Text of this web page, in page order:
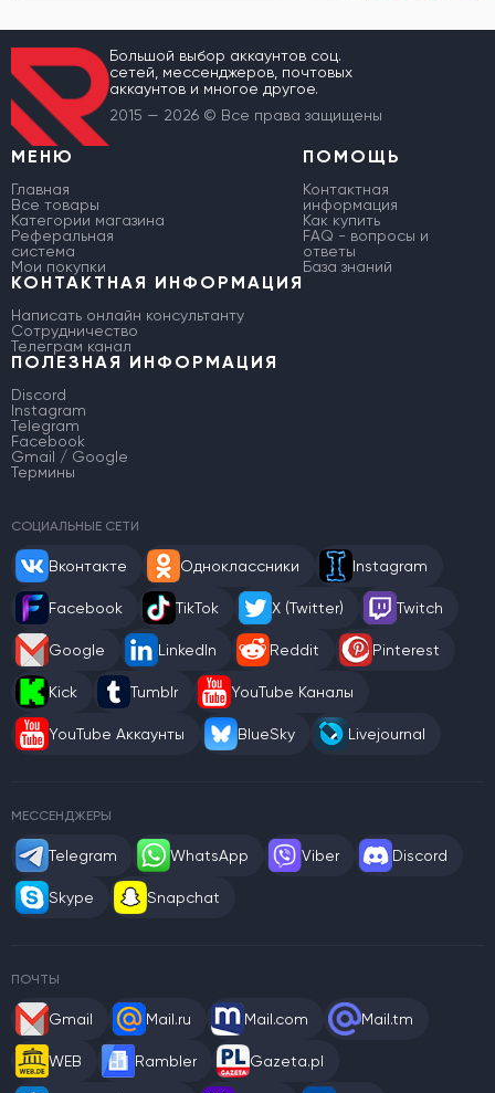
Большой выбор аккаунтов соц.
сетей, мессенджеров, почтовых
аккаунтов и многое другое.
2015 — 2026 © Все права защищены
МЕНЮ
Главная
Все товары
Категории магазина
Реферальная
система
Мои покупки
ПОМОЩЬ
Контактная
информация
Как купить
FAQ - вопросы и
ответы
База знаний
КОНТАКТНАЯ ИНФОРМАЦИЯ
Написать онлайн консультанту
Сотрудничество
Телеграм канал
ПОЛЕЗНАЯ ИНФОРМАЦИЯ
Discord
Instagram
Telegram
Facebook
Gmail / Google
Термины
СОЦИАЛЬНЫЕ СЕТИ
Вконтакте Одноклассники Instagram
Facebook TikTok X (Twitter) Twitch
Google LinkedIn Reddit Pinterest
Kick Tumblr YouTube Каналы
YouTube Аккаунты BlueSky Livejournal
МЕССЕНДЖЕРЫ
Telegram WhatsApp Viber Discord
Skype Snapchat
ПОЧТЫ
Gmail Mail.ru Mail.com Mail.tm
WEB Rambler Gazeta.pl